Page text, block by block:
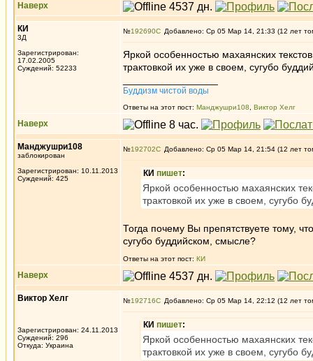
Наверх
КИ
3Д
Зарегистрирован:
17.02.2005
Суждений: 52233
№192690 Добавлено: Ср 05 Мар 14, 21:33 (12 лет
Яркой особенностью махаянских
трактовкой их уже в своем, сугубо
Буддизм чистой воды
Ответы на этот пост: Манджушри108 Виктор Хелг
Наверх
Манджушри108
заблокирован
Зарегистрирован: 10.11.2013
Суждений: 425
№192702 Добавлено: Ср 05 Мар 14, 21:54 (12 лет
КИ пишет:
Яркой особенностью махаянских
трактовкой их уже в своем, сугубо
Тогда почему Вы препятствуете тому,
сугубо буддийском, смысле?
Ответы на этот пост: КИ
Наверх
Виктор Хелг
Зарегистрирован: 24.11.2013
Суждений: 296
Откуда: Украина
№192716 Добавлено: Ср 05 Мар 14, 22:12 (12 лет
КИ пишет:
Яркой особенностью махаянских
трактовкой их уже в своем, сугубо